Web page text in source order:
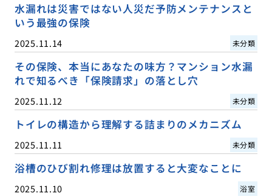
水漏れは災害ではない人災だ予防メンテナンスと
いう最強の保険
2025.11.14 未分類
その保険、本当にあなたの味方？マンション水漏
れで知るべき「保険請求」の落とし穴
2025.11.12 未分類
トイレの構造から理解する詰まりのメカニズム
2025.11.11 未分類
浴槽のひび割れ修理は放置すると大変なことに
2025.11.10 浴室